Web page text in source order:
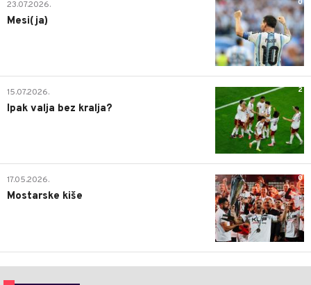
0
23.07.2026.
Mesi(ja)
2
15.07.2026.
Ipak valja bez kralja?
0
17.05.2026.
Mostarske kiše